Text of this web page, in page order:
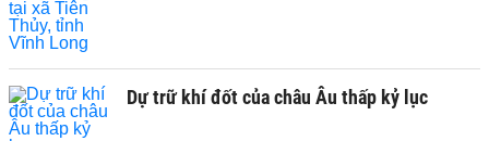
Dự trữ khí đốt của châu Âu thấp kỷ lục